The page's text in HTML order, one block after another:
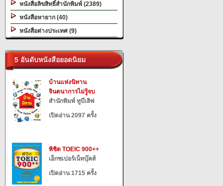
หนังสือลิขสิทธิ์สำนักพิมพ์ (2389)
หนังสือหายาก (40)
หนังสือต่างประเทศ (9)
5 อันดับหนังสือยอดนิยม
บ้านแห่งนิทาน
จินตนาการไม่รู้จบ
สำนักพิมพ์ ทูบีเลิฟ
เปิดอ่าน 2097 ครั้ง
พิชิต TOEIC 900++
เอ็กซเปอร์เน็ทบุ๊คส์
เปิดอ่าน 1715 ครั้ง